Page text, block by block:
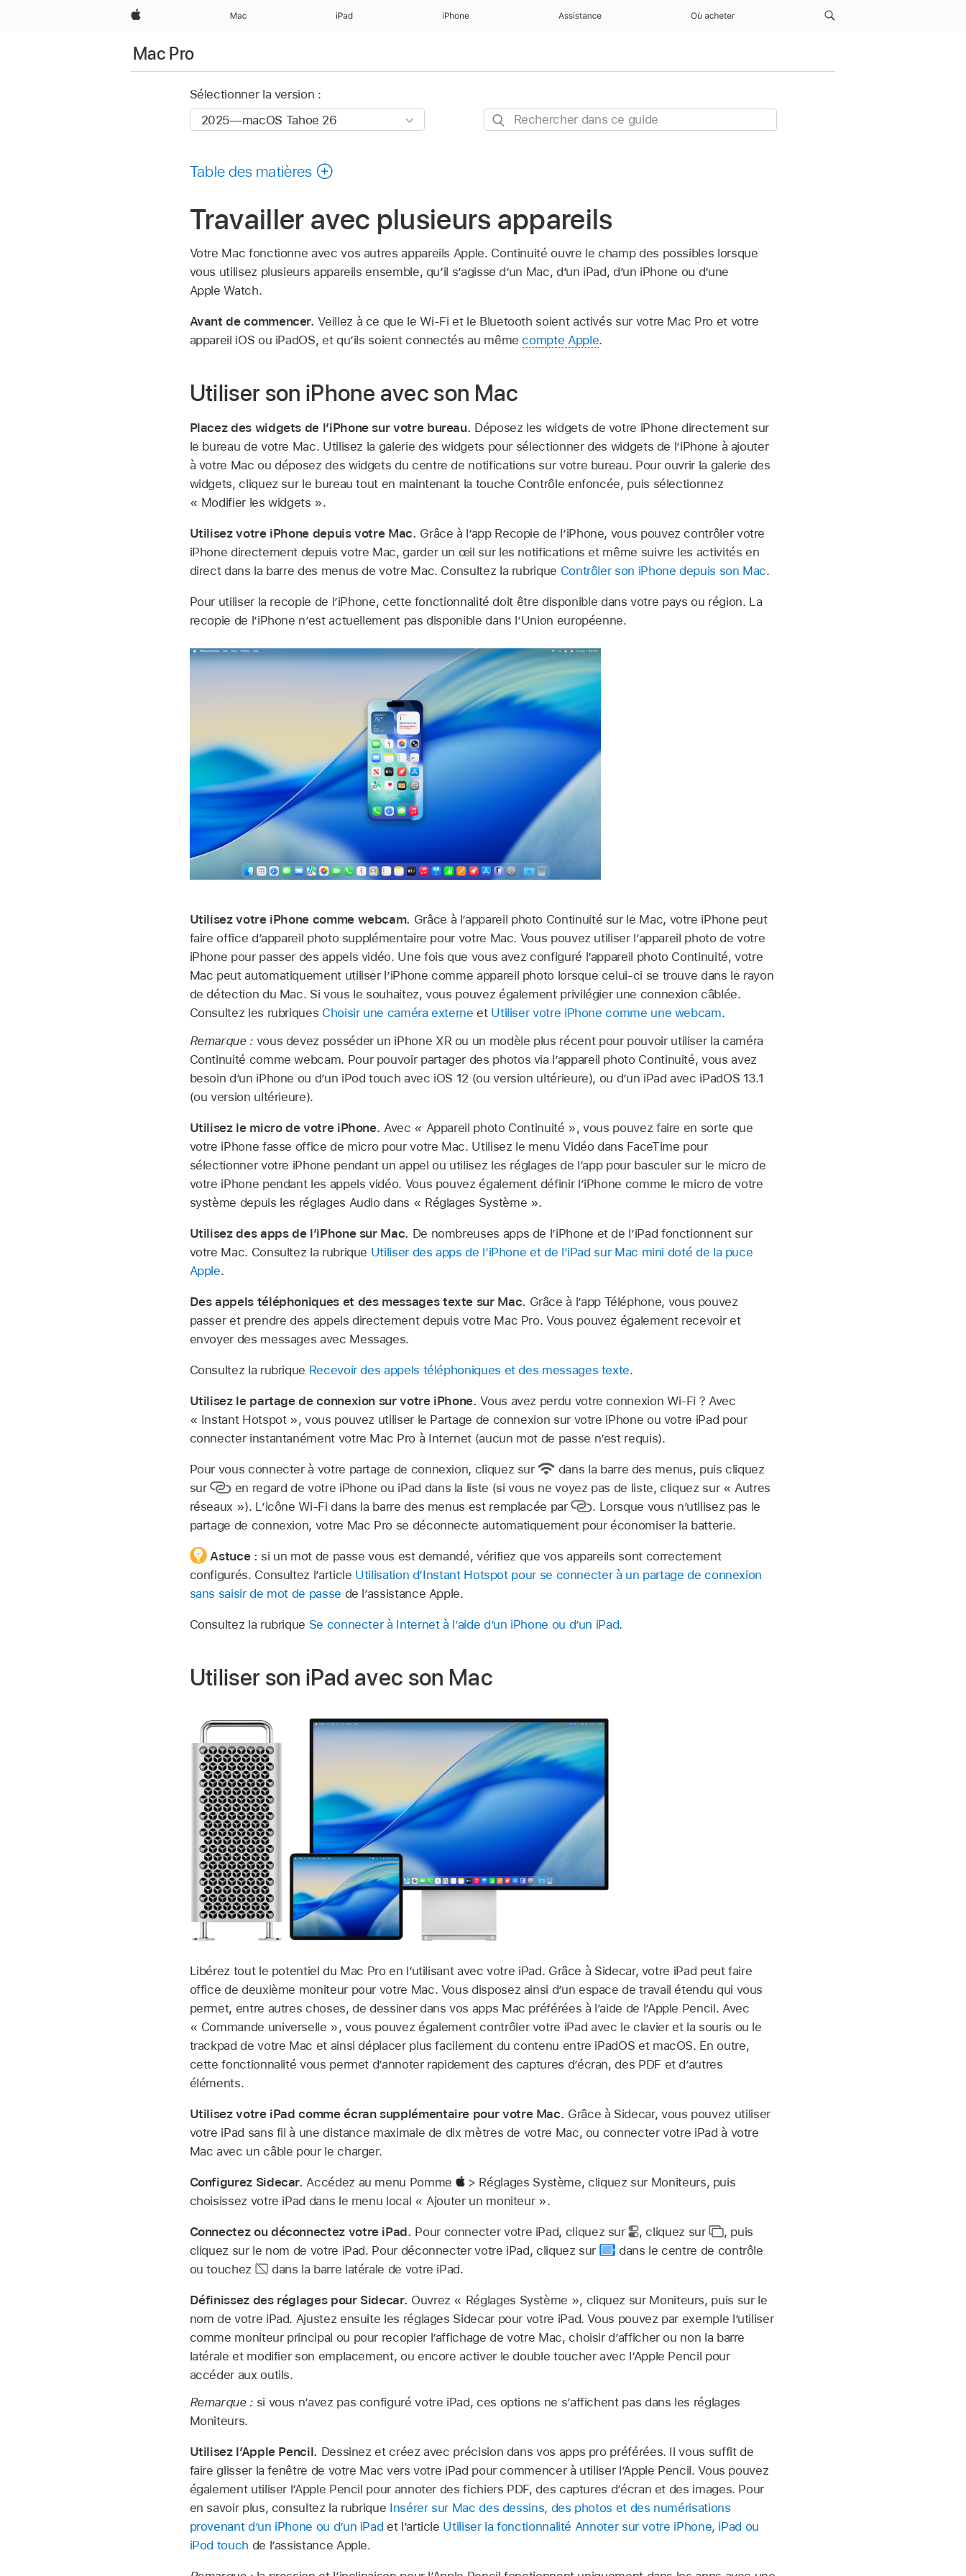
Apple Mac iPad iPhone Assistance Où acheter
Mac Pro
Sélectionner la version :
Rechercher
Table des matières
Travailler avec plusieurs appareils
Votre Mac fonctionne avec vos autres appareils Apple. Continuité ouvre le champ des possibles lorsque
vous utilisez plusieurs appareils ensemble, qu’il s’agisse d’un Mac, d’un iPad, d’un iPhone ou d’une
Apple Watch.
Avant de commencer.Veillez à ce que le Wi‑Fi et le Bluetooth soient activés sur votre Mac Pro et votre
appareil iOS ou iPadOS, et qu’ils soient connectés au mêmecompte Apple.
Utiliser son iPhone avec son Mac
Placez des widgets de l’iPhone sur votre bureau. Déposez les widgets de votre iPhone directement sur
le bureau de votre Mac. Utilisez la galerie des widgets pour sélectionner des widgets de l’iPhone à ajouter
à votre Mac ou déposez des widgets du centre de notifications sur votre bureau. Pour ouvrir la galerie des
widgets, cliquez sur le bureau tout en maintenant la touche Contrôle enfoncée, puis sélectionnez
« Modifier les widgets ».
Utilisez votre iPhone depuis votre Mac. Grâce à l’app Recopie de l’iPhone, vous pouvez contrôler votre
iPhone directement depuis votre Mac, garder un œil sur les notifications et même suivre les activités en
direct dans la barre des menus de votre Mac. Consultez la rubrique Contrôler son iPhone depuis son Mac.
Pour utiliser la recopie de l’iPhone, cette fonctionnalité doit être disponible dans votre pays ou région. La
recopie de l’iPhone n’est actuellement pas disponible dans l’Union européenne.
Utilisez votre iPhone comme webcam. Grâce à l’appareil photo Continuité sur le Mac, votre iPhone peut
faire office d’appareil photo supplémentaire pour votre Mac. Vous pouvez utiliser l’appareil photo de votre
iPhone pour passer des appels vidéo. Une fois que vous avez configuré l’appareil photo Continuité, votre
Mac peut automatiquement utiliser l’iPhone comme appareil photo lorsque celui-ci se trouve dans le rayon
de détection du Mac. Si vous le souhaitez, vous pouvez également privilégier une connexion câblée.
Consultez les rubriques Choisir une caméra externe et Utiliser votre iPhone comme une webcam.
Remarque : vous devez posséder un iPhone XR ou un modèle plus récent pour pouvoir utiliser la caméra
Continuité comme webcam. Pour pouvoir partager des photos via l’appareil photo Continuité, vous avez
besoin d’un iPhone ou d’un iPod touch avec iOS 12 (ou version ultérieure), ou d’un iPad avec iPadOS 13.1
(ou version ultérieure).
Utilisez le micro de votre iPhone. Avec « Appareil photo Continuité », vous pouvez faire en sorte que
votre iPhone fasse office de micro pour votre Mac. Utilisez le menu Vidéo dans FaceTime pour
sélectionner votre iPhone pendant un appel ou utilisez les réglages de l’app pour basculer sur le micro de
votre iPhone pendant les appels vidéo. Vous pouvez également définir l’iPhone comme le micro de votre
système depuis les réglages Audio dans « Réglages Système ».
Utilisez des apps de l’iPhone sur Mac. De nombreuses apps de l’iPhone et de l’iPad fonctionnent sur
votre Mac. Consultez la rubrique Utiliser des apps de l’iPhone et de l’iPad sur Mac mini doté de la puce
Apple.
Des appels téléphoniques et des messages texte sur Mac. Grâce à l’app Téléphone, vous pouvez
passer et prendre des appels directement depuis votre Mac Pro. Vous pouvez également recevoir et
envoyer des messages avec Messages.
Consultez la rubrique Recevoir des appels téléphoniques et des messages texte.
Utilisez le partage de connexion sur votre iPhone.Vous avez perdu votre connexion Wi‑Fi ? Avec
« Instant Hotspot », vous pouvez utiliser le Partage de connexion sur votre iPhone ou votre iPad pour
connecter instantanément votre Mac Pro à Internet (aucun mot de passe n’est requis).
Pour vous connecter à votre partage de connexion, cliquez sur
dans la barre des menus, puis cliquez
sur
en regard de votre iPhone ou iPad dans la liste (si vous ne voyez pas de liste, cliquez sur « Autres
réseaux »). L’icône Wi-Fi dans la barre des menus est remplacée par
. Lorsque vous nʼutilisez pas le
partage de connexion, votre Mac Pro se déconnecte automatiquement pour économiser la batterie.
Astuce : si un mot de passe vous est demandé, vérifiez que vos appareils sont correctement
configurés. Consultez l’article Utilisation d’Instant Hotspot pour se connecter à un partage de connexion
sans saisir de mot de passe de l’assistance Apple.
Consultez la rubrique Se connecter à Internet à l’aide d’un iPhone ou d’un iPad.
Utiliser son iPad avec son Mac
Libérez tout le potentiel du Mac Pro en l’utilisant avec votre iPad. Grâce à Sidecar, votre iPad peut faire
office de deuxième moniteur pour votre Mac. Vous disposez ainsi d’un espace de travail étendu qui vous
permet, entre autres choses, de dessiner dans vos apps Mac préférées à l’aide de l’Apple Pencil. Avec
« Commande universelle », vous pouvez également contrôler votre iPad avec le clavier et la souris ou le
trackpad de votre Mac et ainsi déplacer plus facilement du contenu entre iPadOS et macOS. En outre,
cette fonctionnalité vous permet d’annoter rapidement des captures d’écran, des PDF et d’autres
éléments.
Utilisez votre iPad comme écran supplémentaire pour votre Mac. Grâce à Sidecar, vous pouvez utiliser
votre iPad sans fil à une distance maximale de dix mètres de votre Mac, ou connecter votre iPad à votre
Mac avec un câble pour le charger.
Configurez Sidecar. Accédez au menu Pomme
> Réglages Système, cliquez sur Moniteurs, puis
choisissez votre iPad dans le menu local « Ajouter un moniteur ».
Connectez ou déconnectez votre iPad. Pour connecter votre iPad, cliquez sur , cliquez sur , puis
cliquez sur le nom de votre iPad. Pour déconnecter votre iPad, cliquez sur
dans le centre de contrôle
ou touchez
dans la barre latérale de votre iPad.
Définissez des réglages pour Sidecar. Ouvrez « Réglages Système », cliquez sur Moniteurs, puis sur le
nom de votre iPad. Ajustez ensuite les réglages Sidecar pour votre iPad. Vous pouvez par exemple l’utiliser
comme moniteur principal ou pour recopier l’affichage de votre Mac, choisir d’afficher ou non la barre
latérale et modifier son emplacement, ou encore activer le double toucher avec l’Apple Pencil pour
accéder aux outils.
Remarque : si vous n’avez pas configuré votre iPad, ces options ne s’affichent pas dans les réglages
Moniteurs.
Utilisez l’Apple Pencil. Dessinez et créez avec précision dans vos apps pro préférées. Il vous suffit de
faire glisser la fenêtre de votre Mac vers votre iPad pour commencer à utiliser l’Apple Pencil. Vous pouvez
également utiliser l’Apple Pencil pour annoter des fichiers PDF, des captures d’écran et des images. Pour
en savoir plus, consultez la rubrique Insérer sur Mac des dessins, des photos et des numérisations
provenant d’un iPhone ou d’un iPad et l’article Utiliser la fonctionnalité Annoter sur votre iPhone, iPad ou
iPod touch de l’assistance Apple.